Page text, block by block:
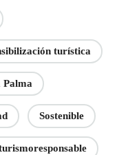
turística
Palma
Sostenible